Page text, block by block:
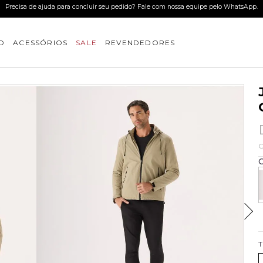
Use o cupom BEMVINDO e ganhe 15%OFF na primeira compra.
ACESSÓRIOS SALE REVENDEDORES